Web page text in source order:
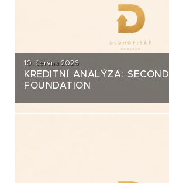
10. června 2026
KREDITNÍ ANALÝZA: SECOND
FOUNDATION